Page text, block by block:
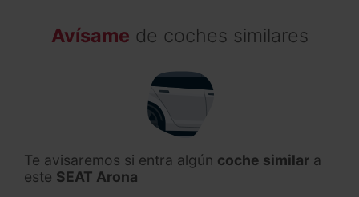
Avísame de coches similares
Te avisaremos si entra algún coche similar a
este SEAT Arona